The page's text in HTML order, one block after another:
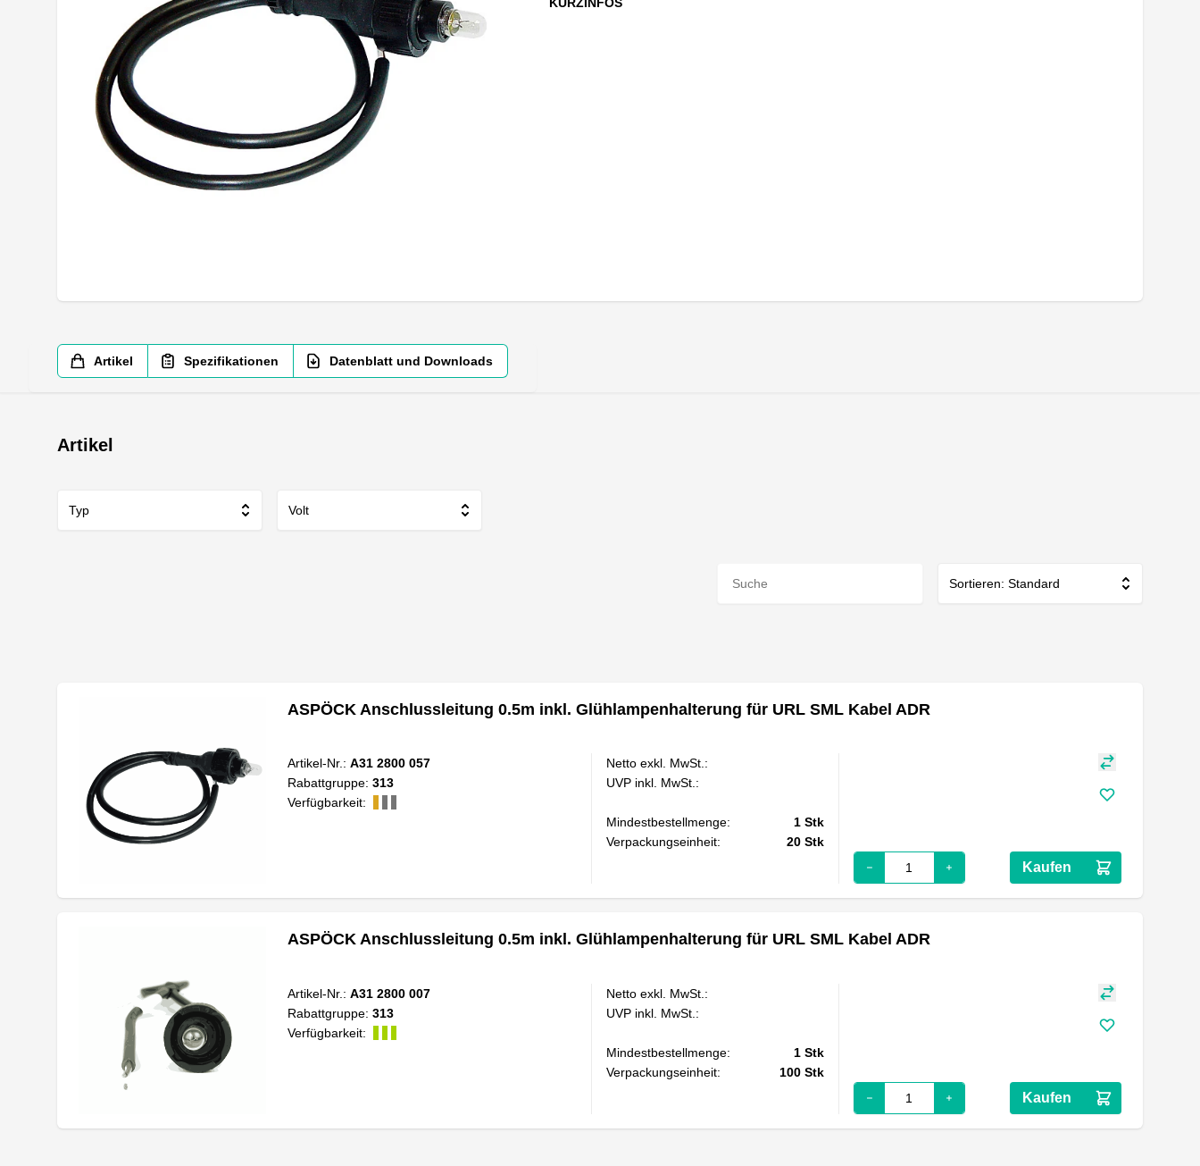
Artikel Spezifikationen Datenblatt und Downloads
Artikel
Typ Volt
Sortieren: Standard
ASPÖCK Anschlussleitung 0.5m inkl. Glühlampenhalterung für URL SML Kabel ADR
Artikel-Nr.: A31 2800 057
Rabattgruppe: 313
Verfügbarkeit:
Netto exkl. MwSt.:
UVP inkl. MwSt.:
Mindestbestellmenge: 1 Stk
Verpackungseinheit:
20 Stk
Kaufen
ASPÖCK Anschlussleitung 0.5m inkl. Glühlampenhalterung für URL SML Kabel ADR
Artikel-Nr.: A31 2800 007
Rabattgruppe: 313
Verfügbarkeit:
Netto exkl. MwSt.:
UVP inkl. MwSt.:
Mindestbestellmenge: 1 Stk
Verpackungseinheit:
100 Stk
Kaufen